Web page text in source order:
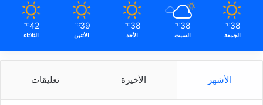
38
℃
الجمعة
38
℃
السبت
38
℃
الأحد
39
℃
الأثنين
42
℃
الثلاثاء
الأشهر الأخيرة تعليقات